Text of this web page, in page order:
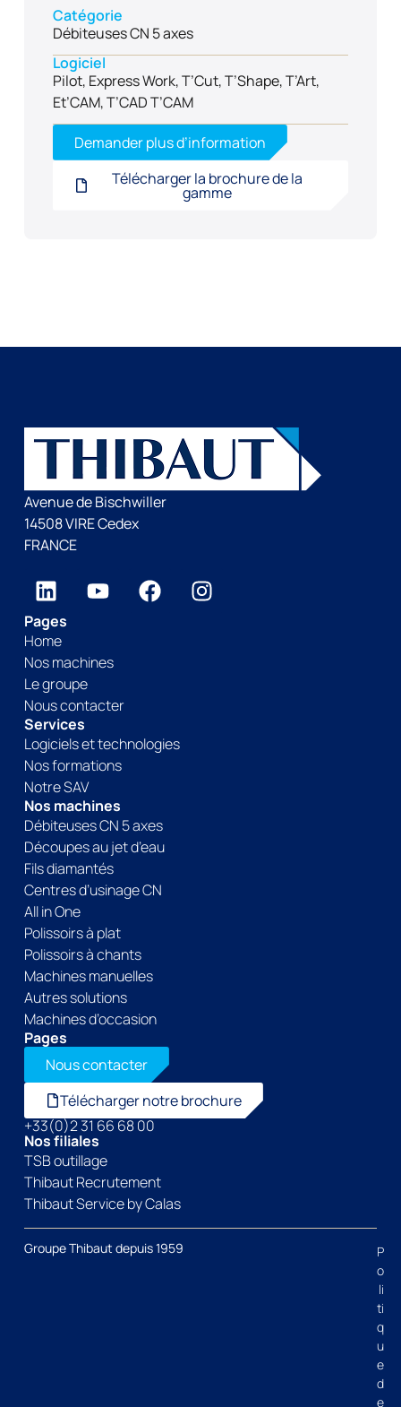
Catégorie
Débiteuses CN 5 axes
Logiciel
Pilot, Express Work, T’Cut, T’Shape, T’Art,
Et’CAM, T’CAD T’CAM
Demander plus d’information
Télécharger la brochure de la
gamme
Avenue de Bischwiller
14508 VIRE Cedex
FRANCE
Pages
Home
Nos machines
Le groupe
Nous contacter
Services
Logiciels et technologies
Nos formations
Notre SAV
Nos machines
Débiteuses CN 5 axes
Découpes au jet d’eau
Fils diamantés
Centres d’usinage CN
All in One
Polissoirs à plat
Polissoirs à chants
Machines manuelles
Autres solutions
Machines d’occasion
Pages
Nous contacter
Télécharger notre brochure
+33(0)2 31 66 68 00
Nos filiales
TSB outillage
Thibaut Recrutement
Thibaut Service by Calas
Groupe Thibaut depuis 1959
P
o
li
ti
q
u
e
d
e